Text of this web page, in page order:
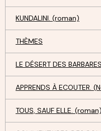
KUNDALINI. (roman)
THÈMES
LE DÉSERT DES
APPRENDS À ECOUTER.
TOUS, SAUF ELLE. (roman)